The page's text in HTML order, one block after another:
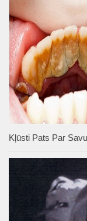
Kļūsti Pats Par